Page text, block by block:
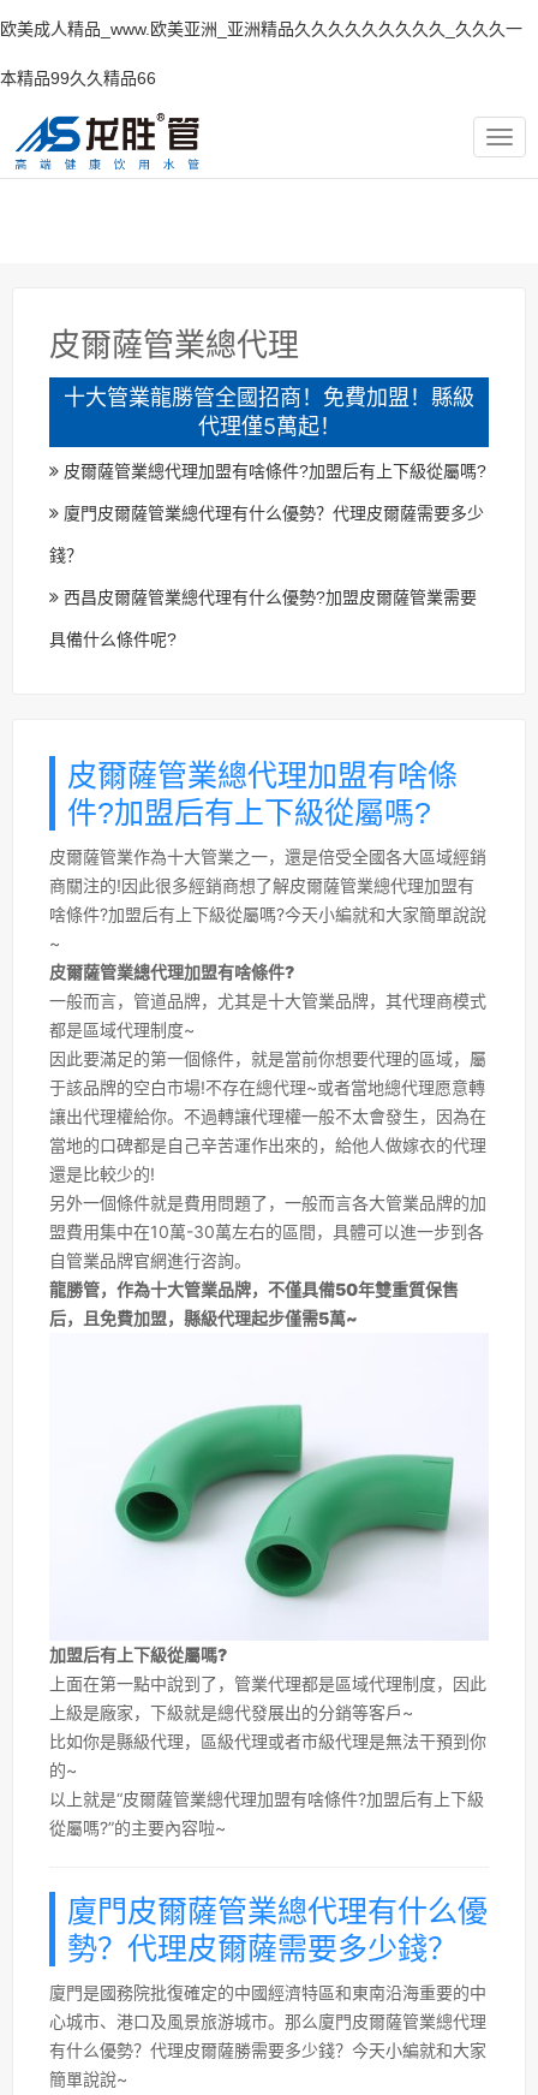
欧美成人精品_www.欧美亚洲_亚洲精品久久久久久久久久久_久久久一
本精品99久久精品66
皮爾薩管業總代理
十大管業龍勝管全國招商！免費加盟！縣級
代理僅5萬起！
皮爾薩管業總代理加盟有啥條件?加盟后有上下級從屬嗎?
廈門皮爾薩管業總代理有什么優勢？代理皮爾薩需要多少
錢？
西昌皮爾薩管業總代理有什么優勢?加盟皮爾薩管業需要
具備什么條件呢?
皮爾薩管業總代理加盟有啥條
件?加盟后有上下級從屬嗎?
皮爾薩管業作為十大管業之一，還是倍受全國各大區域經銷
商關注的!因此很多經銷商想了解皮爾薩管業總代理加盟有
啥條件?加盟后有上下級從屬嗎?今天小編就和大家簡單說說
~
皮爾薩管業總代理加盟有啥條件?
一般而言，管道品牌，尤其是十大管業品牌，其代理商模式
都是區域代理制度~
因此要滿足的第一個條件，就是當前你想要代理的區域，屬
于該品牌的空白市場!不存在總代理~或者當地總代理愿意轉
讓出代理權給你。不過轉讓代理權一般不太會發生，因為在
當地的口碑都是自己辛苦運作出來的，給他人做嫁衣的代理
還是比較少的!
另外一個條件就是費用問題了，一般而言各大管業品牌的加
盟費用集中在10萬-30萬左右的區間，具體可以進一步到各
自管業品牌官網進行咨詢。
龍勝管，作為十大管業品牌，不僅具備50年雙重質保售
后，且免費加盟，縣級代理起步僅需5萬~
加盟后有上下級從屬嗎?
上面在第一點中說到了，管業代理都是區域代理制度，因此
上級是廠家，下級就是總代發展出的分銷等客戶~
比如你是縣級代理，區級代理或者市級代理是無法干預到你
的~
以上就是“皮爾薩管業總代理加盟有啥條件?加盟后有上下級
從屬嗎?”的主要內容啦~
廈門皮爾薩管業總代理有什么優
勢？代理皮爾薩需要多少錢？
廈門是國務院批復確定的中國經濟特區和東南沿海重要的中
心城市、港口及風景旅游城市。那么廈門皮爾薩管業總代理
有什么優勢？代理皮爾薩勝需要多少錢？今天小編就和大家
簡單說說~